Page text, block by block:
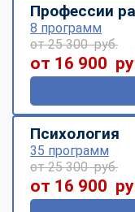
Профессии
8 программ
от 25 300 руб.
от 16 900
Психология
35 программ
от 25 300 руб.
от 16 900